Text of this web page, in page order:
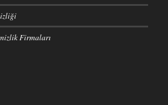
Firmaları